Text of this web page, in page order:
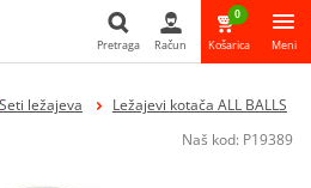
Pretraga
Pretraga Račun
0
Košarica Meni
Seti ležajeva
Ležajevi kotača ALL BALLS
Naš kod: P19389